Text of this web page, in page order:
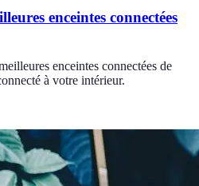
enceintes connectées
enceintes connectées de
à votre intérieur.